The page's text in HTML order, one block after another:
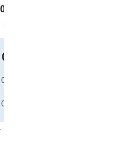
04:00
zítra
0 %
0 mm
0 mm